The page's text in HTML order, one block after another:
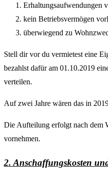
Erhaltungsaufwendungen
kein Betriebsvermögen
überwiegend zu
Stell dir vor du vermietest eine
bezahlst dafür am 01.10.2019
verteilen.
Auf zwei Jahre wären das in
Die Aufteilung erfolgt nach dem
vornehmen.
2. Anschaffungskosten